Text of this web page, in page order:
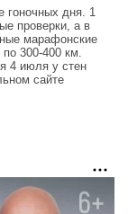
гоночных дня. 1
проверки, а в
марафонские
300-400 км.
4 июля у стен
сайте